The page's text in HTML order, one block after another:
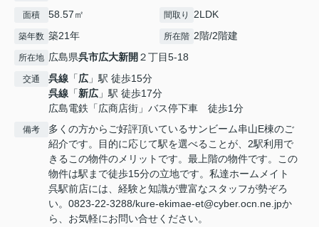
面積 58.57㎡ 間取り 2LDK
築年数 築21年 所在階 2階/2階建
所在地 広島県呉市広大新開 ２丁目5-18
交通 呉線 「広 」駅 徒歩15分
呉線 「新広 」駅 徒歩17分
広島電鉄「広商店街」バス停下車 徒歩1分
備考
多くの方からご好評頂いているサンビーム串山E棟のご
紹介です。目的に応じて駅を選べることが、2駅利用で
きるこの物件のメリットです。最上階の物件です。この
物件は駅まで徒歩15分の立地です。私達ホームメイト
呉駅前店には、経験と知識が豊富なスタッフが勢ぞろ
い。0823-22-3288/kure-ekimae-et@cyber.ocn.ne.jpか
ら、お気軽にお問い合せください。